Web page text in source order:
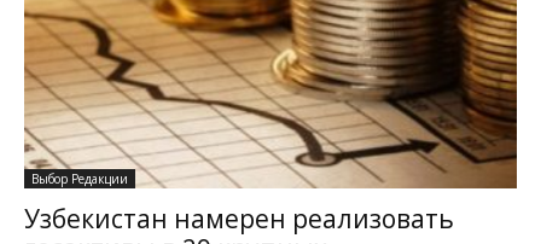
Выбор Редакции
Узбекистан намерен реализовать